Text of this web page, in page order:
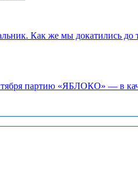
Как же мы докатились
партию «ЯБЛОКО» — в